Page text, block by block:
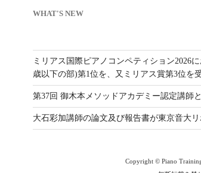
WHAT'S NEW
ミリアス国際ピアノコンペティション2026
歳以下の部)第1位を、又ミリアス賞第3位を
第37回 御木本メソッドアカデミー認定講師
大石彩加講師の論文及び報告書が東京音大
Copyright © Piano